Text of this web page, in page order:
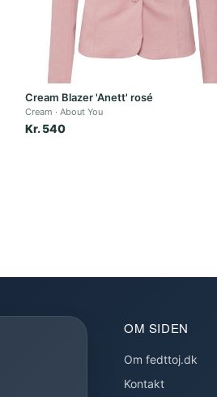
Cream Blazer 'Anett' rosé
Cream About You
Kr. 540
OM SIDEN
Om fedttoj.dk
Kontakt